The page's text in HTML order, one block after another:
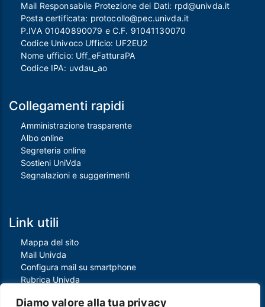
Diamo valore alla tua privacy
Mail Responsabile Protezione dei Dati: rpd@univda.it
Posta certificata: protocollo@pec.univda.it
P.IVA 01040890079 e C.F. 91041130070
Codice Univoco Ufficio: UF2EU2
Nome ufficio: Uff_eFatturaPA
Codice IPA: uvdau_ao
Collegamenti rapidi
Amministrazione trasparente
Albo online
Segreteria online
Sostieni UniVda
Segnalazioni e suggerimenti
Link utili
Mappa del sito
Mail Univda
Configura mail su smartphone
Rubrica Univda